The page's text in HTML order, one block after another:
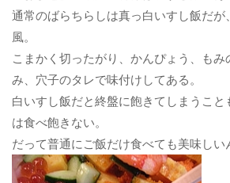
通常のばらちらしは真っ白いすし飯だが
風。
こまかく切ったがり、かんぴょう、もみ
み、穴子のタレで味付けしてある。
白いすし飯だと終盤に飽きてしまうこ
は食べ飽きない。
だって普通にご飯だけ食べても美味しい